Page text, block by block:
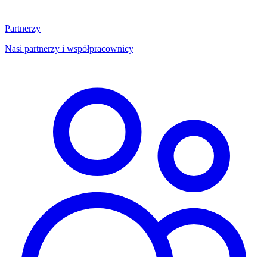
Partnerzy
Nasi partnerzy i współpracownicy